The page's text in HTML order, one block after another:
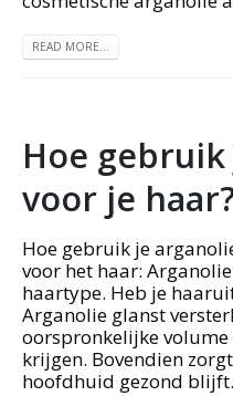
READ MORE...
Hoe
voor je
Hoe gebruik je
voor het haar:
haartype. Heb je
Arganolie glanst
oorspronkelijke
krijgen. Bovendien
hoofdhuid gezond